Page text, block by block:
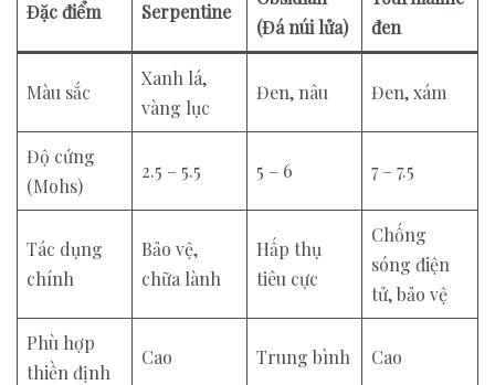
Đặc điểm Serpentine
(Đá núi lửa)
đen
Màu sắc
Xanh lá,
vàng lục
Đen, nâu Đen, xám
Độ cứng
(Mohs)
2.5 – 5.5 5 – 6 7 – 7.5
Tác dụng
chính
Bảo vệ,
chữa lành
Hấp thụ
tiêu cực
Chống
sóng điện
tử, bảo vệ
Phù hợp
thiền định
Cao Trung bình Cao